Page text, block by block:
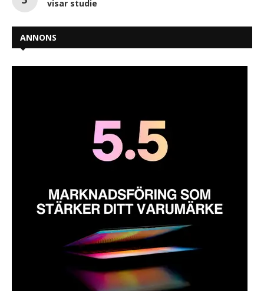
visar studie
ANNONS